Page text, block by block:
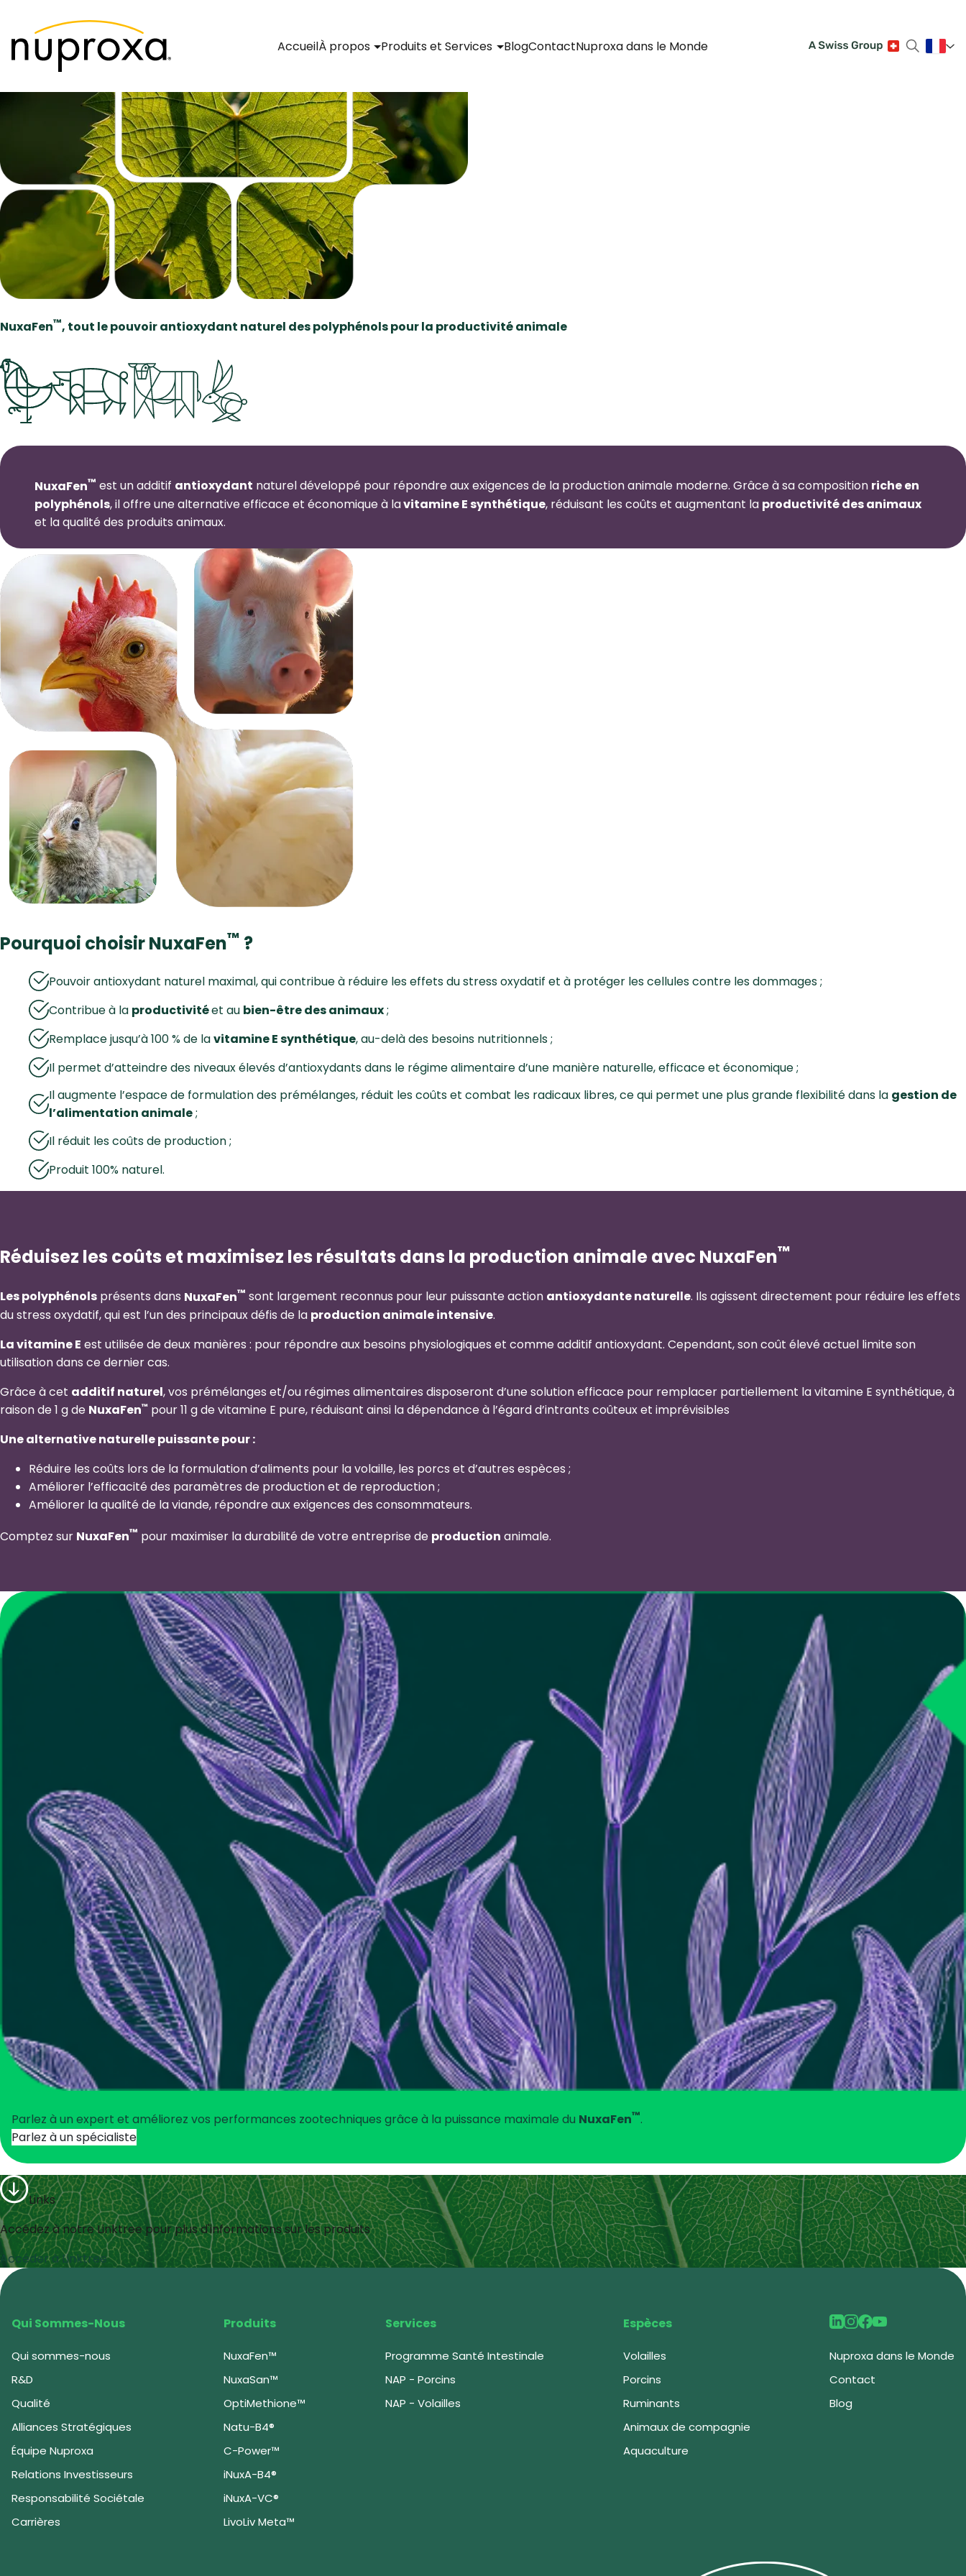
AccueilÀ propos Produits et Services BlogContactNuproxa dans le Monde
NuxaFen™
NuxaFen™, tout le pouvoir antioxydant naturel des polyphénols pour la productivité animale
NuxaFen™ est un additif antioxydant naturel développé pour répondre aux exigences de la production animale moderne. Grâce à sa composition riche en
polyphénols, il offre une alternative efficace et économique à lavitamine E synthétique, réduisant les coûts et augmentant la productivité des animaux
et la qualité des produits animaux.
Pourquoi choisir NuxaFen™ ?
Pouvoir antioxydant naturel maximal, qui contribue à réduire les effets du stress oxydatif et à protéger les cellules contre les dommages ;
Contribue à la productivitéet au bien-être des animaux;
Remplace jusqu’à 100 % de lavitamine E synthétique, au-delà des besoins nutritionnels ;
Il permet d’atteindre des niveaux élevés d’antioxydants dans le régime alimentaire d’une manière naturelle, efficace et économique ;
Il augmente l’espace de formulation des prémélanges, réduit les coûts et combat les radicaux libres, ce qui permet une plus grande flexibilité dans la gestion de
l’alimentation animale;
Il réduit les coûts de production ;
Produit 100% naturel.
Réduisez les coûts et maximisez les résultats dans la production animale avec NuxaFen™
Les polyphénols présents dans NuxaFen™ sont largement reconnus pour leur puissante action antioxydante naturelle. Ils agissent directement pour réduire les effets
du stress oxydatif, qui est l’un des principaux défis de la production animale intensive.
La vitamine E est utilisée de deux manières : pour répondre aux besoins physiologiques et comme additif antioxydant. Cependant, son coût élevé actuel limite son
utilisation dans ce dernier cas.
Grâce à cet additif naturel, vos prémélanges et/ou régimes alimentaires disposeront d’une solution efficace pour remplacer partiellement la vitamine E synthétique, à
raison de 1 g de NuxaFen™ pour 11 g de vitamine E pure, réduisant ainsi la dépendance à l’égard d’intrants coûteux et imprévisibles
Une alternative naturelle puissante pour :
Réduire les coûts lors de la formulation d’aliments pour la volaille, les porcs et d’autres espèces ;
Améliorer l’efficacité des paramètres de production et de reproduction ;
Améliorer la qualité de la viande, répondre aux exigences des consommateurs.
Comptez sur NuxaFen™ pour maximiser la durabilité de votre entreprise de production animale.
Parlez à un expert et améliorez vos performances zootechniques grâce à la puissance maximale du NuxaFen™.
Parlez à un spécialiste
Links
Accédez à notre Linktree pour plus d'informations sur les produits
Accéder à Linktree
Qui Sommes-Nous
Qui sommes-nous
R&D
Qualité
Alliances Stratégiques
Équipe Nuproxa
Relations Investisseurs
Responsabilité Sociétale
Carrières
Produits
NuxaFen™
NuxaSan™
OptiMethione™
Natu-B4®
C-Power™
iNuxA-B4®
iNuxA-VC®
LivoLiv Meta™
Services
Programme Santé Intestinale
NAP - Porcins
NAP - Volailles
Espèces
Volailles
Porcins
Ruminants
Animaux de compagnie
Aquaculture
Nuproxa dans le Monde
Contact
Blog